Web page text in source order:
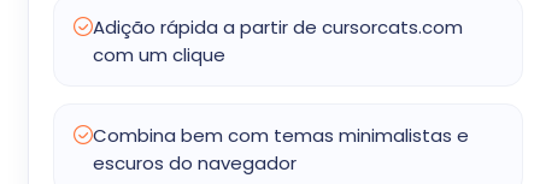
Adição rápida a partir de cursorcats.com
com um clique
Combina bem com temas minimalistas e
escuros do navegador